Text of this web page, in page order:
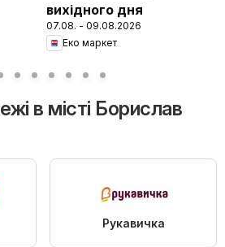
вихідного дня
07.08. - 09.08.2026
Еко маркет
в місті Борислав
Рукавичка